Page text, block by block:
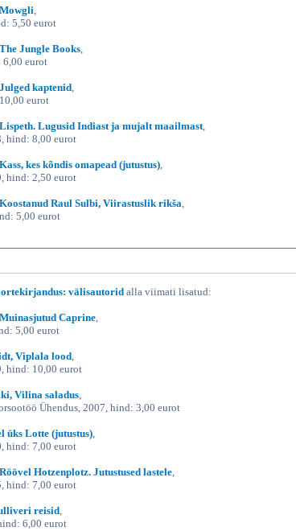
5,50 eurot
Jungle Books
6,00 eurot
kaptenid
eurot
Lugusid Indiast ja mujalt maailmast
hind: 8,00 eurot
kes kõndis omapead (jutustus)
hind: 2,50 eurot
Raul Sulbi, Viirastuslik rikša
5,00 eurot
välisautorid alla viimati lisatud:
Caprine
5,00 eurot
Viplala lood
hind: 10,00 eurot
Vilina saladus
Ühendus, 2007, hind: 3,00 eurot
üks Lotte (jutustus)
hind: 7,00 eurot
Hotzenplotz. Jutustused lastele
hind: 7,00 eurot
reisid
6,00 eurot